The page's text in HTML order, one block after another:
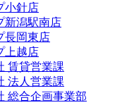
小針店
新潟駅南店
長岡東店
上越店
賃貸営業課
法人営業課
総合企画事業部